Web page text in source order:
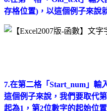
存格位置)，以這個例子來說
7.在第二格「Start_num」輸
這個例子來說，我們要取代
起為1，第2位數字的起始位置